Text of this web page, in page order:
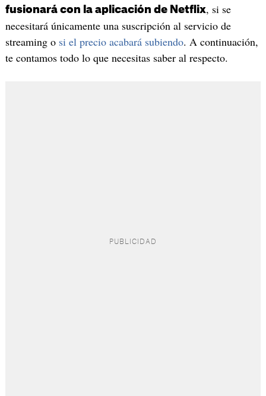
fusionará con la aplicación de Netflix, si se
necesitará únicamente una suscripción al servicio de
streaming o si el precio acabará subiendo. A continuación,
te contamos todo lo que necesitas saber al respecto.